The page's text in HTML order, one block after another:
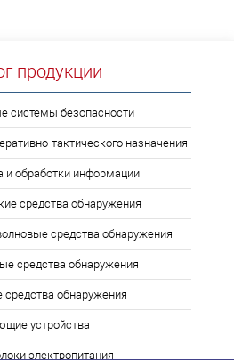
продукции
системы безопасности
тактического назначения
и обработки информации
средства обнаружения
средства обнаружения
средства обнаружения
обнаружения
устройства
электропитания